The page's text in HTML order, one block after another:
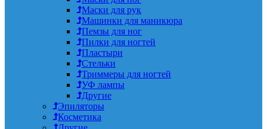
Маски для рук
Машинки для маникюра
Пемзы для ног
Пилки для ногтей
Пластыри
Стельки
Триммеры для ногтей
УФ лампы
Другие
Эпиляторы
Косметика